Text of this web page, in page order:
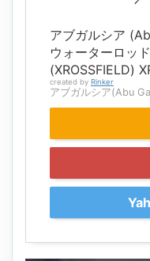
アブガルシア
ウォーターロッ
(XROSSFIELD)
created by Rinker
アブガルシア(Abu